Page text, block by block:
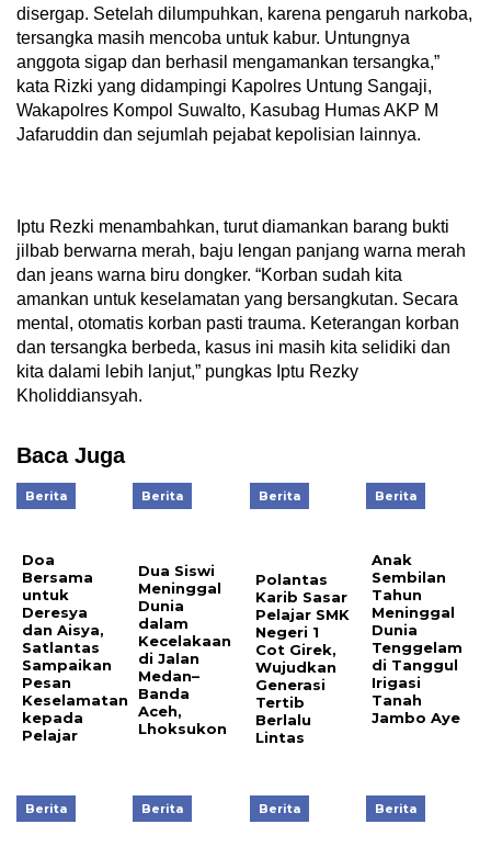
disergap. Setelah dilumpuhkan, karena pengaruh narkoba,
tersangka masih mencoba untuk kabur. Untungnya
anggota sigap dan berhasil mengamankan tersangka,”
kata Rizki yang didampingi Kapolres Untung Sangaji,
Wakapolres Kompol Suwalto, Kasubag Humas AKP M
Jafaruddin dan sejumlah pejabat kepolisian lainnya.
Iptu Rezki menambahkan, turut diamankan barang bukti
jilbab berwarna merah, baju lengan panjang warna merah
dan jeans warna biru dongker. “Korban sudah kita
amankan untuk keselamatan yang bersangkutan. Secara
mental, otomatis korban pasti trauma. Keterangan korban
dan tersangka berbeda, kasus ini masih kita selidiki dan
kita dalami lebih lanjut,” pungkas Iptu Rezky
Kholiddiansyah.
Baca Juga
Berita
Doa
Bersama
untuk
Deresya
dan Aisya,
Satlantas
Sampaikan
Pesan
Keselamatan
kepada
Pelajar
Berita
Dua Siswi
Meninggal
Dunia
dalam
Kecelakaan
di Jalan
Medan–
Banda
Aceh,
Lhoksukon
Berita
Polantas
Karib Sasar
Pelajar SMK
Negeri 1
Cot Girek,
Wujudkan
Generasi
Tertib
Berlalu
Lintas
Berita
Anak
Sembilan
Tahun
Meninggal
Dunia
Tenggelam
di Tanggul
Irigasi
Tanah
Jambo Aye
Berita Berita Berita Berita